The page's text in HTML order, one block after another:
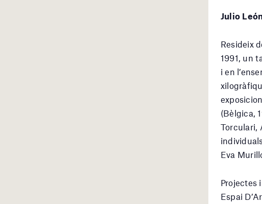
Julio
Resideix
1991, un
i en
(Bèlgica,
Torculari,
Eva
Projectes
Espai